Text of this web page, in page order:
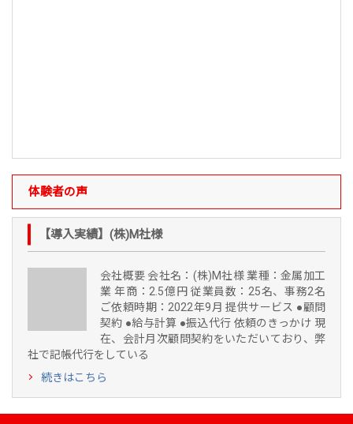
体験者の声
【導入実績】(株)M社様
会社概要 会社名：(株)M社様 業種：金属加工
業 年商：2.5億円 従業員数：25名、事務2名
ご依頼時期：2022年9月 提供サービス ●顧問
契約 ●給与計算 ●振込代行 依頼のきっかけ 現
在、会計月次顧問契約をいただいており、弊
社で記帳代行をしている
続きはこちら